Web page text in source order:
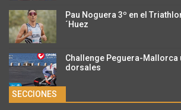
Pau Noguera 3º en el
´Huez
Challenge Peguera-Mallorca
dorsales
SECCIONES